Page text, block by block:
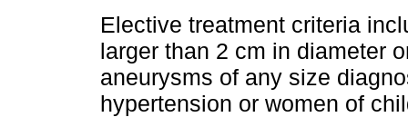
Elective treatment criteria
larger than 2 cm in diameter
aneurysms of any size
hypertension or women of